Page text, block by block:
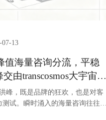
07-13
值海量咨询分流，平稳
由transcosmos大宇宙中
峰，既是品牌的狂欢，也是对客
试。瞬时涌入的海量咨询往往导